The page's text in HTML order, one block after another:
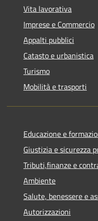
Vita lavorativa
Imprese e Commercio
Appalti pubblici
Catasto e urbanistica
Turismo
Mobilità e trasporti
Educazione e
Giustizia e sicurezza
Tributi,finanze e
Ambiente
Salute, benessere e
Autorizzazioni